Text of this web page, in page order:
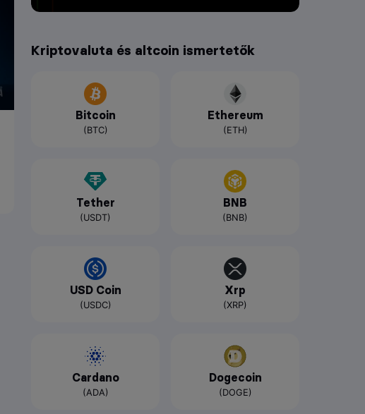
Kriptovaluta és altcoin ismertetők
Bitcoin
(BTC)
Ethereum
(ETH)
Tether
(USDT)
BNB
(BNB)
USD Coin
(USDC)
Xrp
(XRP)
Cardano
(ADA)
Dogecoin
(DOGE)